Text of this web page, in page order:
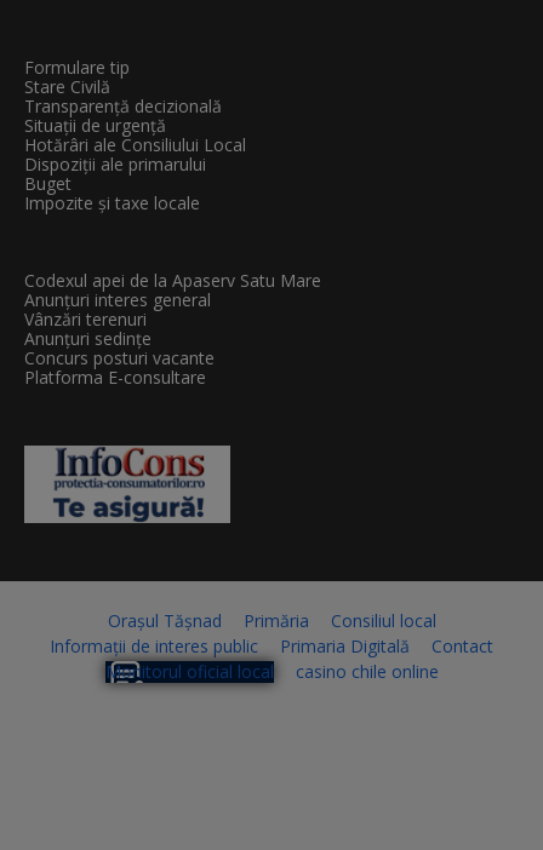
Formulare tip
Stare Civilă
Transparenţă decizională
Situații de urgență
Hotărâri ale Consiliului Local
Dispoziții ale primarului
Buget
Impozite și taxe locale
Codexul apei de la Apaserv Satu Mare
Anunțuri interes general
Vânzări terenuri
Anunțuri sedințe
Concurs posturi vacante
Platforma E-consultare
Orașul Tășnad Primăria
Consiliul local
Informații de interes public
Primaria Digitală
Contact
Monitorul oficial local
casino chile online